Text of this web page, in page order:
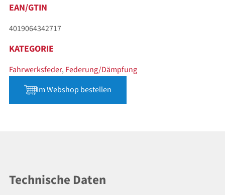
EAN/GTIN
4019064342717
KATEGORIE
Fahrwerksfeder, Federung/Dämpfung
Im Webshop bestellen
Technische Daten